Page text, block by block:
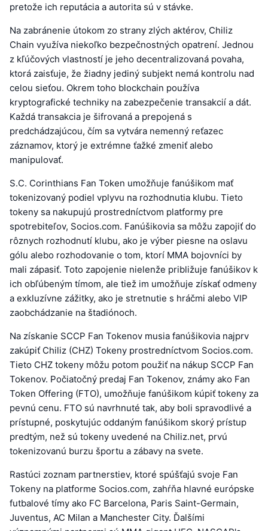
pretože ich reputácia a autorita sú v stávke.
Na zabránenie útokom zo strany zlých aktérov, Chiliz
Chain využíva niekoľko bezpečnostných opatrení. Jednou
z kľúčových vlastností je jeho decentralizovaná povaha,
ktorá zaisťuje, že žiadny jediný subjekt nemá kontrolu nad
celou sieťou. Okrem toho blockchain používa
kryptografické techniky na zabezpečenie transakcií a dát.
Každá transakcia je šifrovaná a prepojená s
predchádzajúcou, čím sa vytvára nemenný reťazec
záznamov, ktorý je extrémne ťažké zmeniť alebo
manipulovať.
S.C. Corinthians Fan Token umožňuje fanúšikom mať
tokenizovaný podiel vplyvu na rozhodnutia klubu. Tieto
tokeny sa nakupujú prostredníctvom platformy pre
spotrebiteľov, Socios.com. Fanúšikovia sa môžu zapojiť do
rôznych rozhodnutí klubu, ako je výber piesne na oslavu
gólu alebo rozhodovanie o tom, ktorí MMA bojovníci by
mali zápasiť. Toto zapojenie nielenže približuje fanúšikov k
ich obľúbeným tímom, ale tiež im umožňuje získať odmeny
a exkluzívne zážitky, ako je stretnutie s hráčmi alebo VIP
zaobchádzanie na štadiónoch.
Na získanie SCCP Fan Tokenov musia fanúšikovia najprv
zakúpiť Chiliz (CHZ) Tokeny prostredníctvom Socios.com.
Tieto CHZ tokeny môžu potom použiť na nákup SCCP Fan
Tokenov. Počiatočný predaj Fan Tokenov, známy ako Fan
Token Offering (FTO), umožňuje fanúšikom kúpiť tokeny za
pevnú cenu. FTO sú navrhnuté tak, aby boli spravodlivé a
prístupné, poskytujúc oddaným fanúšikom skorý prístup
predtým, než sú tokeny uvedené na Chiliz.net, prvú
tokenizovanú burzu športu a zábavy na svete.
Rastúci zoznam partnerstiev, ktoré spúšťajú svoje Fan
Tokeny na platforme Socios.com, zahŕňa hlavné európske
futbalové tímy ako FC Barcelona, Paris Saint-Germain,
Juventus, AC Milan a Manchester City. Ďalšími